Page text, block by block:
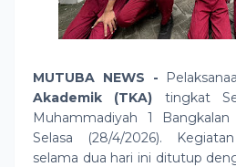
MUTUBA NEWS -
Akademik (TKA) tingkat
Muhammadiyah 1
Selasa (28/4/2026).
selama dua hari ini ditutup